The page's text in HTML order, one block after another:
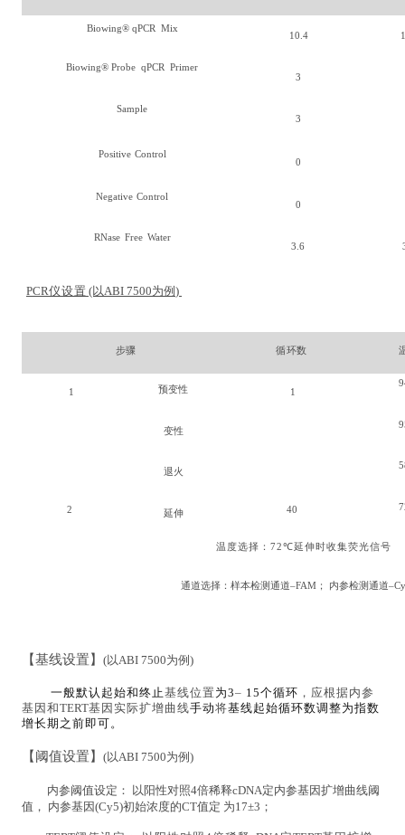
Biowing® qPCR Mix
10.4 1
Biowing® Probe qPCR Primer
3
Sample
3
Positive Control
0
Negative Control
0
RNase Free Water
3.6
PCR仪设置 (以ABI 7500为例 )
步骤 循环数
1 预变性 1
2
变性
40
退火
延伸
7
温度选择： 72℃延伸时收集荧光信号
通道选择：样本检测通道–FAM ； 内参检测通道–Cy
【基线设置】 (以ABI 7500为例 )
一般默认起始和终止基线位置为3– 15个循环 ，应根据内参
基因和TERT基因实际扩增曲线手动将基线起始循环数调整为指数
增长期之前即可。
【阈值设置】 (以ABI 7500为例 )
内参阈值设定： 以阳性对照4倍稀释cDNA定内参基因扩增曲线阈
值， 内参基因(Cy5)初始浓度的CT值定 为17±3 ；